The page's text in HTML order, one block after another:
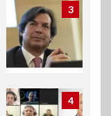
3
4